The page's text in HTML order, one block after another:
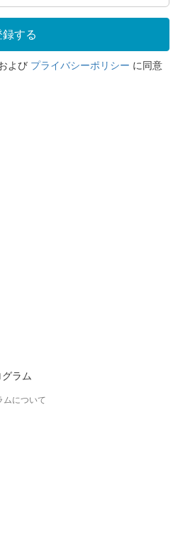
よび プライバシーポリシー に同意
ラム
ムについて